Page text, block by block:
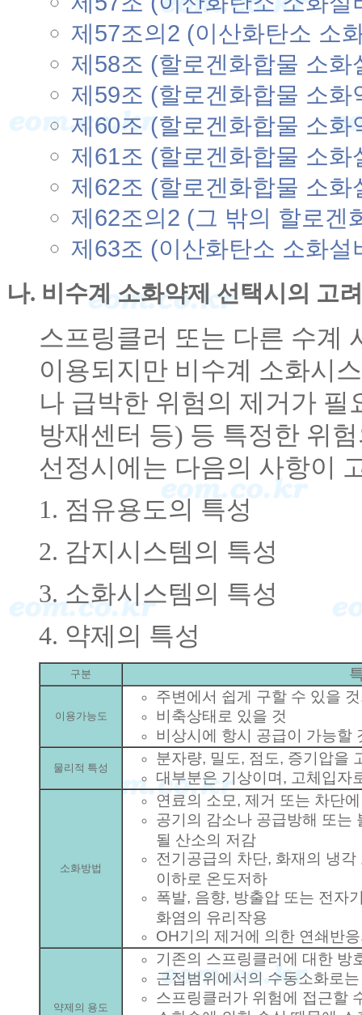
제57조의2 (이산화탄소 소
제58조 (할로겐화합물 소화
제59조 (할로겐화합물 소
제60조 (할로겐화합물 소화
제61조 (할로겐화합물 소화
제62조 (할로겐화합물 소화
제62조의2 (그 밖의 할로겐
제63조 (이산화탄소 소화설
나. 비수계 소화약제 선택시의 고
스프링클러 또는 다른 수계
이용되지만 비수계 소화시
나 급박한 위험의 제거가
방재센터 등) 등 특정한 위
선정시에는 다음의 사항이
1. 점유용도의 특성
2. 감지시스템의 특성
3. 소화시스템의 특성
4. 약제의 특성
구분
이용가능도
주변에서 쉽게 구할 수 있을
비축상태로 있을 것
비상시에 항시 공급이 가능할
물리적 특성
분자량, 밀도, 점도, 증기압을
대부분은 기상이며, 고체입자
소화방법
연료의 소모, 제거 또는 차단
공기의 감소나 공급방해 또는
될 산소의 저감
전기공급의 차단, 화재의 냉
이하로 온도저하
폭발, 음향, 방출압 또는 전자
화염의 유리작용
OH기의 제거에 의한 연쇄반
약제의 용도
기존의 스프링클러에 대한 방
근접범위에서의 수동소화로
스프링클러가 위험에 접근할